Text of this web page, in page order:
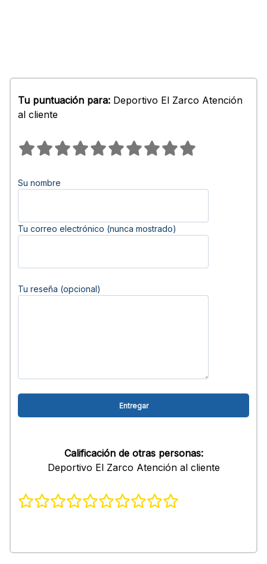
Tu puntuación para: Deportivo El Zarco Atención
al cliente
Su nombre
Tu correo electrónico (nunca mostrado)
Tu reseña (opcional)
Calificación de otras personas:
Deportivo El Zarco Atención al cliente